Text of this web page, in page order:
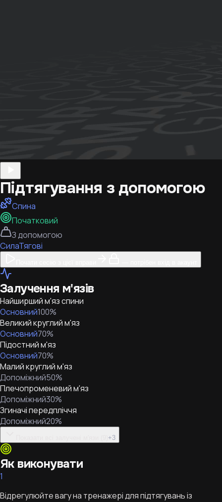
Підтягування з допомогою
Спина
Початковий
З допомогою
СилаТягові
Залучення м'язів
Найширший м'яз спини
Основний100%
Великий круглий м'яз
Основний70%
Підостний м'яз
Основний70%
Малий круглий м'яз
Допоміжний50%
Плечопроменевий м'яз
Допоміжний30%
Згиначі передпліччя
Допоміжний20%
+3
Як виконувати
1
Відрегулюйте вагу на тренажері для підтягувань із